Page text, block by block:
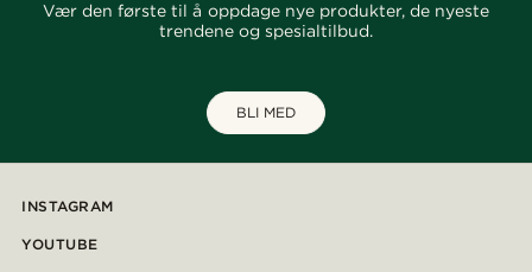
Vær den første til å oppdage nye produkter, de nyeste
trendene og spesialtilbud.
BLI MED
INSTAGRAM
YOUTUBE